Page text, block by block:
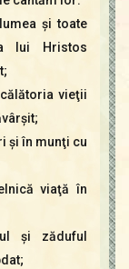
şi toate
lui Hristos
vieţii
şi în munţi cu
viaţă în
şi zăduful